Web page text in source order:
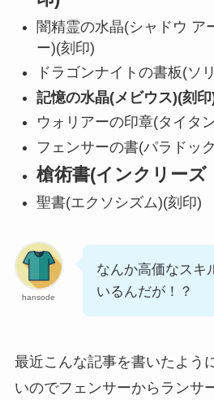
闇精霊の水晶(シャドウ ア
ー)(刻印)
ドラゴンナイトの書板(ソ
記憶の水晶(メビウス)(刻印
ウォリアーの印章(タイタ
フェンサーの書(パラドッ
槍術書(インクリーズ
聖書(エクソシズム)(刻印)
hansode
なんか高価なスキ
いるんだが！？
最近こんな記事を書いたよう
いのでフェンサーからランサ